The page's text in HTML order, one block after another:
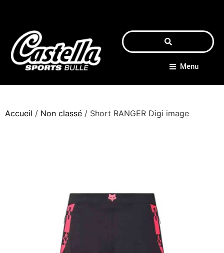
Menu
Accueil / Non classé / Short RANGER Digi image